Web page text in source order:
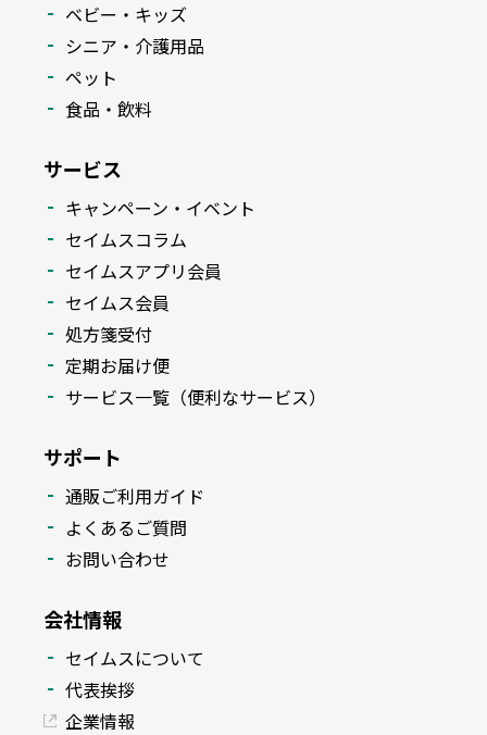
ベビー・キッズ
シニア・介護用品
ペット
食品・飲料
サービス
キャンペーン・イベント
セイムスコラム
セイムスアプリ会員
セイムス会員
処方箋受付
定期お届け便
サービス一覧（便利なサービス）
サポート
通販ご利用ガイド
よくあるご質問
お問い合わせ
会社情報
セイムスについて
代表挨拶
企業情報